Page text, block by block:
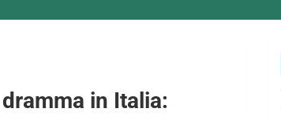
in Italia: